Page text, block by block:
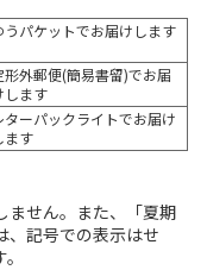
うパケットでお届けします
形外郵便(簡易書留)でお届
します
ターパックライトでお届け
ます
ません。また、「夏期
、記号での表示はせ